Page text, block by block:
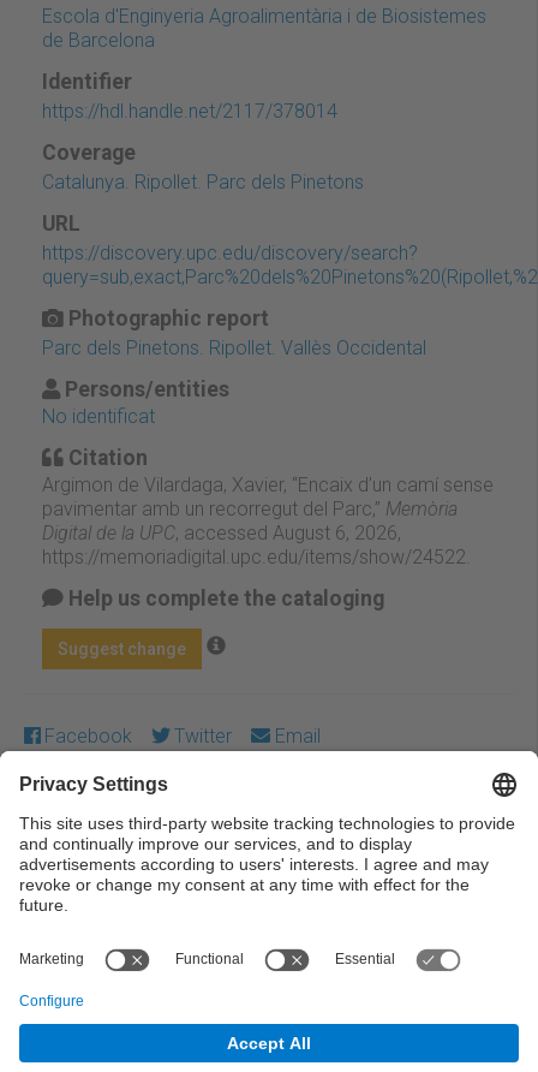
Escola d'Enginyeria Agroalimentària i de Biosistemes
de Barcelona
Identifier
https://hdl.handle.net/2117/378014
Coverage
Catalunya. Ripollet. Parc dels Pinetons
URL
https://discovery.upc.edu/discovery/search?
Photographic report
Parc dels Pinetons. Ripollet. Vallès Occidental
Persons/entities
No identificat
Citation
Argimon de Vilardaga, Xavier, “Encaix d’un camí sense
pavimentar amb un recorregut del Parc,” Memòria
Digital de la UPC, accessed August 6, 2026,
https://memoriadigital.upc.edu/items/show/24522
Help us complete the cataloging
Suggest change
Facebook Twitter Email
Except where otherwise noted, content on this work is
licensed under a Creative Commons license:Attribution-
NonCommercial-NoDerivs 4.0 Generic